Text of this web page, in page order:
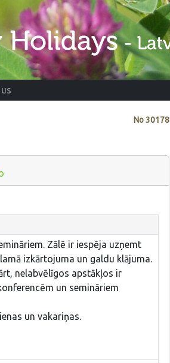
No30178
Zālē ir iespēja uzņemt
izkārtojuma un galdu klājuma.
nelabvēlīgos apstākļos ir
un semināriem
un vakariņas.